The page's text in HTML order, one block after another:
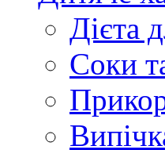
Дієта
Соки